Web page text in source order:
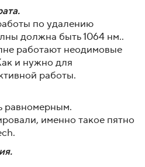
по удалению
должна быть 1064 нм..
работают неодимовые
и нужно для
работы.
равномерным.
именно такое пятно